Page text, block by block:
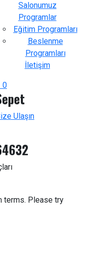
Salonumuz
Programlar
Eğitim Programları
Beslenme
Programları
İletişim
0
Ulaşın
terms. Please try